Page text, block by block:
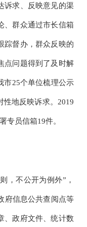
诉求、反映意见的渠
、群众通过市长信箱
踪督办，群众反映的
点问题得到了及时解
市25个单位梳理公示
地反映诉求。 2019
专员信箱19件。
，不公开为例外”，
府信息公共查阅点等
、政府文件、统计数